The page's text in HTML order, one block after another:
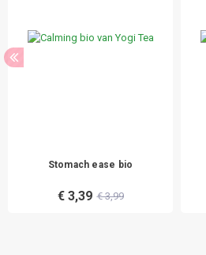
Stomach ease bio
€ 3,39 € 3,99